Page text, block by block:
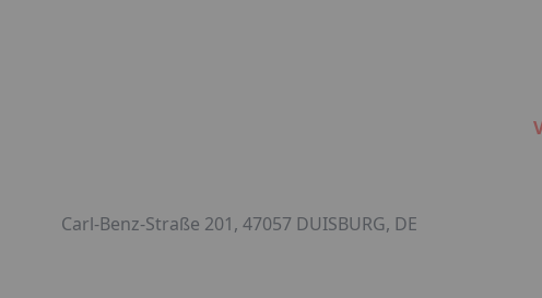
Carl-Benz-Straße 201, 47057 DUISBURG, DE